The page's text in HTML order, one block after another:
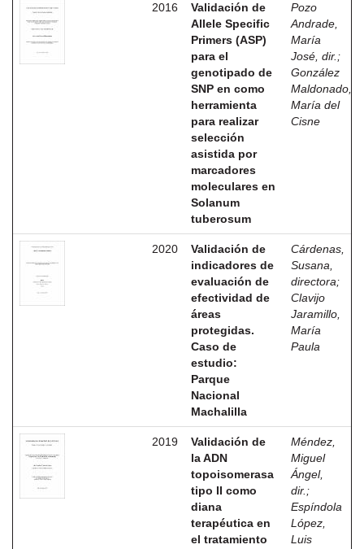
2016
Validación de
Allele Specific
Primers (ASP)
para el
genotipado de
SNP en como
herramienta
para realizar
selección
asistida por
marcadores
moleculares en
Solanum
tuberosum
Pozo
Andrade,
María
José, dir. ;
González
Maldonado,
María del
Cisne
2020
Validación de
indicadores de
evaluación de
efectividad de
áreas
protegidas.
Caso de
estudio:
Parque
Nacional
Machalilla
Cárdenas,
Susana,
directora;
Clavijo
Jaramillo,
María
Paula
2019
Validación de
la ADN
topoisomerasa
tipo II como
diana
terapéutica en
el tratamiento
Méndez,
Miguel
Ángel,
dir. ;
Espíndola
López,
Luis